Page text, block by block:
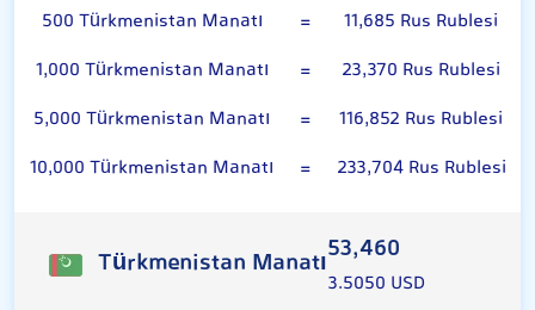
500 Türkmenistan Manatı
=
11,685 Rus Rublesi
1,000 Türkmenistan Manatı
=
23,370 Rus Rublesi
5,000 Türkmenistan Manatı
=
116,852 Rus Rublesi
10,000 Türkmenistan Manatı
= 233,704 Rus Rublesi
Türkmenistan Manatı53,460
3.5050 USD